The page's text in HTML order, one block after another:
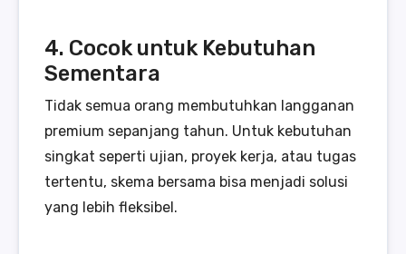
4. Cocok untuk Kebutuhan
Sementara
Tidak semua orang membutuhkan langganan
premium sepanjang tahun. Untuk kebutuhan
singkat seperti ujian, proyek kerja, atau tugas
tertentu, skema bersama bisa menjadi solusi
yang lebih fleksibel.